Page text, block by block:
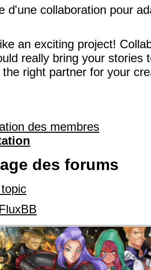
d'une collaboration pour
an exciting project!
really bring your stories
right partner for your
des membres
des forums
FluxBB